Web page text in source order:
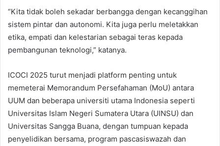
“Kita tidak boleh sekadar berbangga dengan kecanggihan
sistem pintar dan autonomi. Kita juga perlu meletakkan
etika, empati dan kelestarian sebagai teras kepada
pembangunan teknologi,” katanya.
ICOCI 2025 turut menjadi platform penting untuk
memeterai Memorandum Persefahaman (MoU) antara
UUM dan beberapa universiti utama Indonesia seperti
Universitas Islam Negeri Sumatera Utara (UINSU) dan
Universitas Sangga Buana, dengan tumpuan kepada
penyelidikan bersama, program pascasiswazah dan